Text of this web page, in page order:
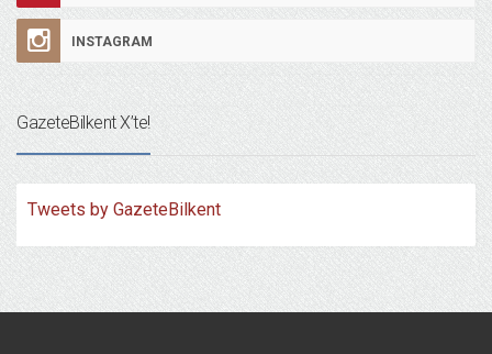
INSTAGRAM
GazeteBilkent X’te!
Tweets by GazeteBilkent